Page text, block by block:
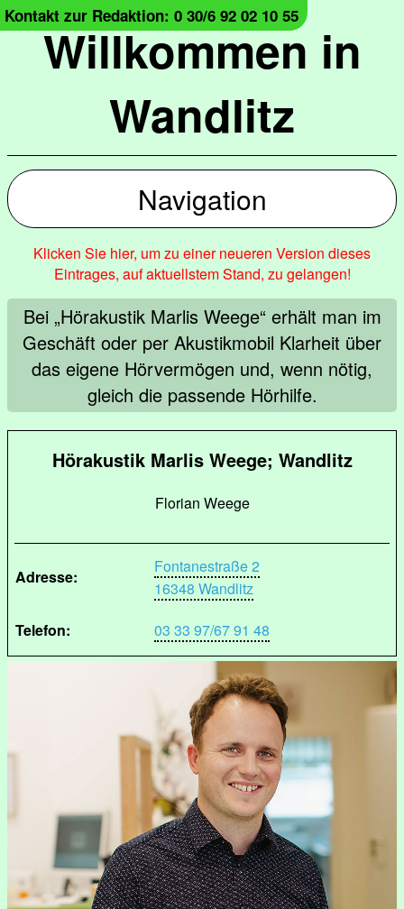
Willkommen in
Wandlitz
Kontakt zur Redaktion: 0 30/6 92 02 10 55
Navigation
Klicken Sie hier, um zu einer neueren Version dieses
Eintrages, auf aktuellstem Stand, zu gelangen!
Bei „Hörakustik Marlis Weege“ erhält man im
Geschäft oder per Akustikmobil Klarheit über
das eigene Hörvermögen und, wenn nötig,
gleich die passende Hörhilfe.
Hörakustik Marlis Weege; Wandlitz
Florian Weege
Adresse:
Fontanestraße 2
16348 Wandlitz
Telefon:
03 33 97/67 91 48